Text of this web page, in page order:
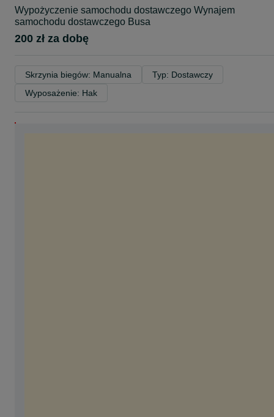
Wypożyczenie samochodu dostawczego Wynajem
samochodu dostawczego Busa
200 zł za dobę
Skrzynia biegów: Manualna
Typ: Dostawczy
Wyposażenie: Hak